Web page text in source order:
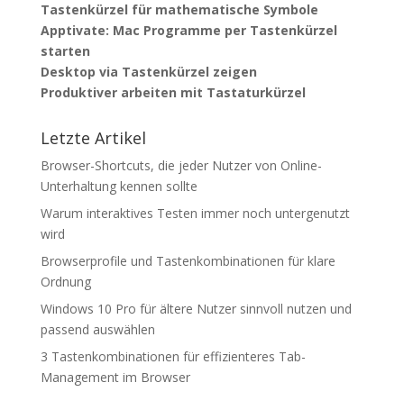
Tastenkürzel für mathematische Symbole
Apptivate: Mac Programme per Tastenkürzel
starten
Desktop via Tastenkürzel zeigen
Produktiver arbeiten mit Tastaturkürzel
Letzte Artikel
Browser-Shortcuts, die jeder Nutzer von Online-
Unterhaltung kennen sollte
Warum interaktives Testen immer noch untergenutzt
wird
Browserprofile und Tastenkombinationen für klare
Ordnung
Windows 10 Pro für ältere Nutzer sinnvoll nutzen und
passend auswählen
3 Tastenkombinationen für effizienteres Tab-
Management im Browser